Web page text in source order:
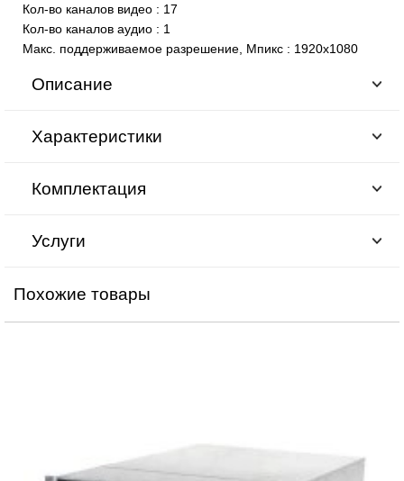
Кол-во каналов видео : 17
Кол-во каналов аудио : 1
Макс. поддерживаемое разрешение, Мпикс : 1920х1080
Описание
Характеристики
Комплектация
Услуги
Похожие товары